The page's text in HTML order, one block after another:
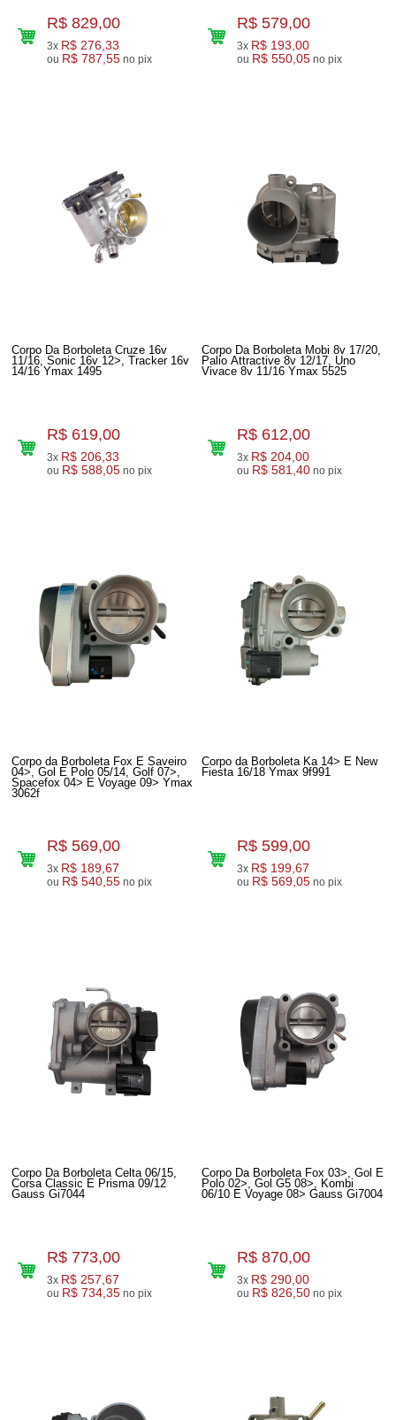
R$ 829,00
3x R$ 276,33
ou R$ 787,55 no pix
R$ 579,00
3x R$ 193,00
ou R$ 550,05 no pix
Corpo Da Borboleta Cruze 16v
11/16, Sonic 16v 12>, Tracker 16v
14/16 Ymax 1495
R$ 619,00
3x R$ 206,33
ou R$ 588,05 no pix
Corpo Da Borboleta Mobi 8v 17/20,
Palio Attractive 8v 12/17, Uno
Vivace 8v 11/16 Ymax 5525
R$ 612,00
3x R$ 204,00
ou R$ 581,40 no pix
Corpo da Borboleta Fox E Saveiro
04>, Gol E Polo 05/14, Golf 07>,
Spacefox 04> E Voyage 09> Ymax
3062f
R$ 569,00
3x R$ 189,67
ou R$ 540,55 no pix
Corpo da Borboleta Ka 14> E New
Fiesta 16/18 Ymax 9f991
R$ 599,00
3x R$ 199,67
ou R$ 569,05 no pix
Corpo Da Borboleta Celta 06/15,
Corsa Classic E Prisma 09/12
Gauss Gi7044
R$ 773,00
3x R$ 257,67
ou R$ 734,35 no pix
Corpo Da Borboleta Fox 03>, Gol E
Polo 02>, Gol G5 08>, Kombi
06/10 E Voyage 08> Gauss Gi7004
R$ 870,00
3x R$ 290,00
ou R$ 826,50 no pix